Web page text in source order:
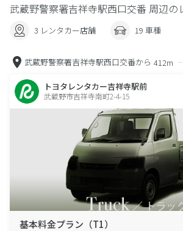
武蔵野警察署吉祥寺駅西口交番 周辺の
3 レンタカー店舗 19 車種
武蔵野警察署吉祥寺駅西口交番から 412m
トヨタレンタカー吉祥寺駅前
武蔵野市吉祥寺南町2-4-15
基本料金プラン（T1）